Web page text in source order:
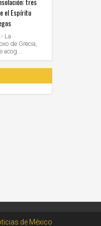
el Espíritu
La
de Grecia,
de México